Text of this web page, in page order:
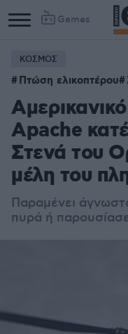
Games
ΚΟΣΜΟΣ
Πτώση ελικοπτέρου
Apache
Στενά του
μέλη του
Παραμένει
πυρά ή